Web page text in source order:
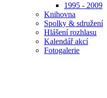
1995 - 2009
Knihovna
Spolky & sdružení
Hlášení rozhlasu
Kalendář akcí
Fotogalerie